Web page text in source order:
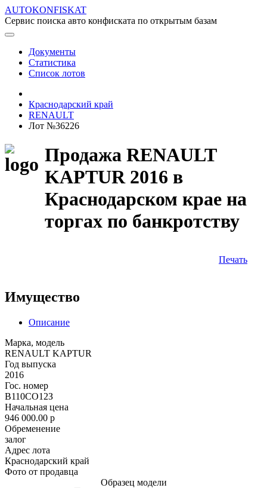
AUTOKONFISKAT
Сервис поиска авто конфиската по открытым базам
Документы
Статистика
Список лотов
Краснодарский край
RENAULT
Лот №36226
Продажа RENAULT
KAPTUR 2016 в
Краснодарском крае на
торгах по банкротству
Печать
Имущество
Описание
Марка, модель
RENAULT KAPTUR
Год выпуска
2016
Гос. номер
В110СО12З
Начальная цена
946 000.00 p
Обременение
залог
Адрес лота
Краснодарский край
Фото от продавца
Образец модели